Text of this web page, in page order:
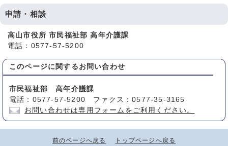
申請・相談
高山市役所 市民福祉部 高年介護課
電話：0577-57-5200
このページに関する お問い合わせ
市民福祉部 高年介護課
電話：0577-57-5200 ファクス：0577-35-3165
お問い合わせは専用フォームをご利用ください。
前のページへ戻る トップページへ戻る